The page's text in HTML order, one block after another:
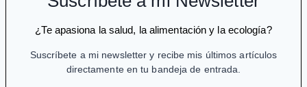
¿Te apasiona la salud, la alimentación y la ecología?
Suscríbete a mi newsletter y recibe mis últimos artículos
directamente en tu bandeja de entrada.